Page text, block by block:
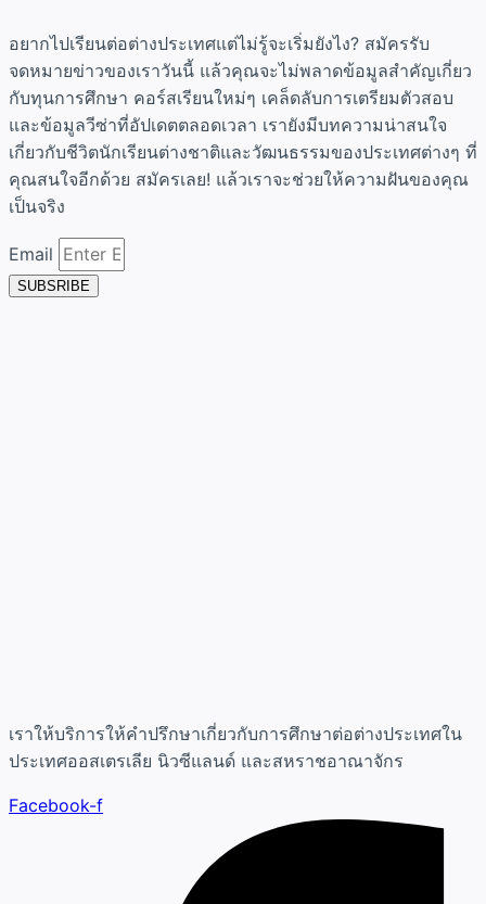
อยากไปเรียนต่อต่างประเทศแต่ไม่รู้จะเริ่มยังไง? สมัครรับ
จดหมายข่าวของเราวันนี้ แล้วคุณจะไม่พลาดข้อมูลสำคัญเกี่ยว
กับทุนการศึกษา คอร์สเรียนใหม่ๆ เคล็ดลับการเตรียมตัวสอบ
และข้อมูลวีซ่าที่อัปเดตตลอดเวลา เรายังมีบทความน่าสนใจ
เกี่ยวกับชีวิตนักเรียนต่างชาติและวัฒนธรรมของประเทศต่างๆ ที่
คุณสนใจอีกด้วย สมัครเลย! แล้วเราจะช่วยให้ความฝันของคุณ
เป็นจริง
Email
SUBSRIBE
เราให้บริการให้คำปรึกษาเกี่ยวกับการศึกษาต่อต่างประเทศใน
ประเทศออสเตรเลีย นิวซีแลนด์ และสหราชอาณาจักร
Facebook-f